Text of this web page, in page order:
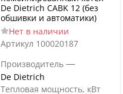
De Dietrich CABK 12 (без
обшивки и автоматики)
Нет в наличии
Артикул 100020187
Производитель —
De Dietrich
Тепловая мощность, кВт